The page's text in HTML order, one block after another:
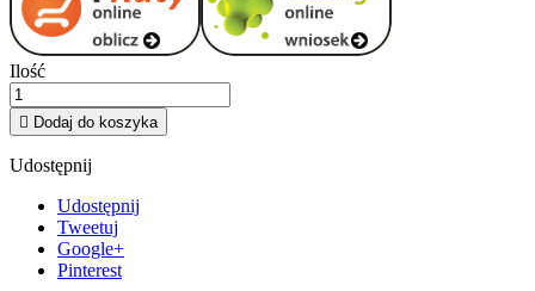
Ilość
 Dodaj do koszyka
Udostępnij
Udostępnij
Tweetuj
Google+
Pinterest